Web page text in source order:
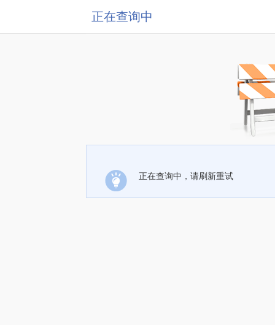
正在查询中
正在查询中，请刷新重试